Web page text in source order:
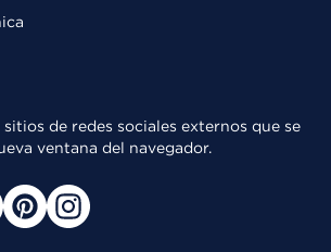
sitios de redes sociales externos que se
ventana del navegador.